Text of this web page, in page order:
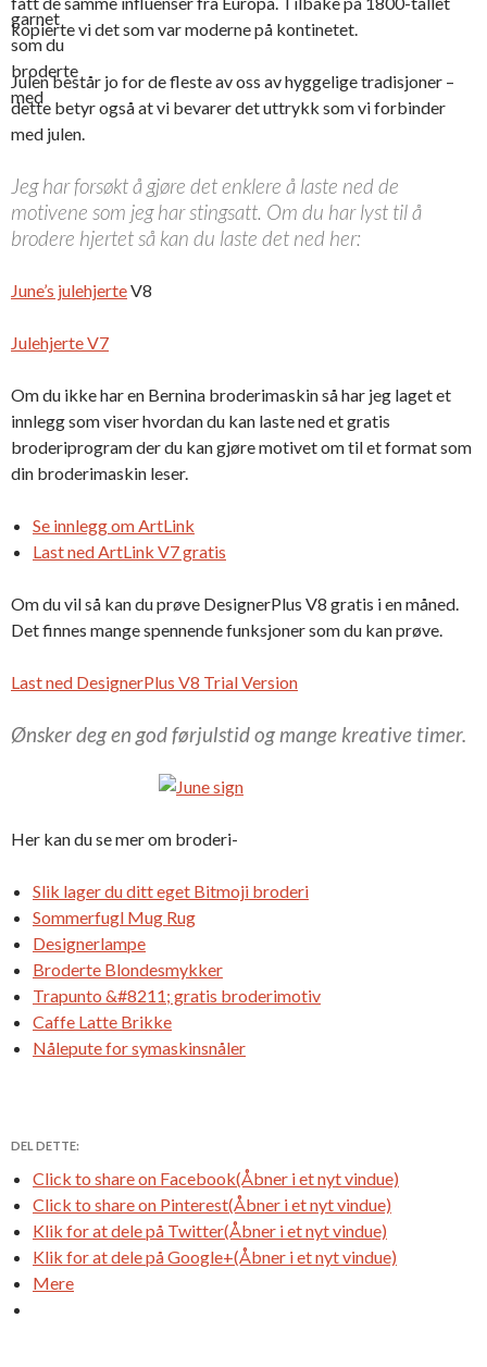
garnet
som du
broderte
med
kopierte vi det som var moderne på kontinetet.
Julen består jo for de fleste av oss av hyggelige tradisjoner –
dette betyr også at vi bevarer det uttrykk som vi forbinder
med julen.
Jeg har forsøkt å gjøre det enklere å laste ned de
motivene som jeg har stingsatt. Om du har lyst til å
brodere hjertet så kan du laste det ned her:
June’s julehjerteV8
Julehjerte V7
Om du ikke har en Bernina broderimaskin så har jeg laget et
innlegg som viser hvordan du kan laste ned et gratis
broderiprogram der du kan gjøre motivet om til et format som
din broderimaskin leser.
Se innlegg om ArtLink
Last ned ArtLink V7 gratis
Om du vil så kan du prøve DesignerPlus V8 gratis i en måned.
Det finnes mange spennende funksjoner som du kan prøve.
Last ned DesignerPlus V8 Trial Version
Ønsker deg en god førjulstid og mange kreative timer.
Her kan du se mer om broderi-
Slik lager du ditt eget Bitmoji broderi
Sommerfugl Mug Rug
Designerlampe
Broderte Blondesmykker
Trapunto &#8211; gratis broderimotiv
Caffe Latte Brikke
Nålepute for symaskinsnåler
DEL DETTE:
Click to share on Facebook(Åbner i et nyt vindue)
Click to share on Pinterest(Åbner i et nyt vindue)
Klik for at dele på Twitter(Åbner i et nyt vindue)
Klik for at dele på Google+(Åbner i et nyt vindue)
Mere